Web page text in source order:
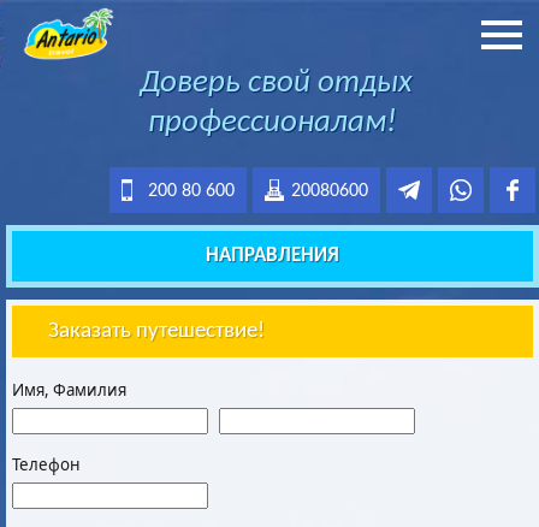
Доверь свой отдых
профессионалам!
20080600
200 80 600
НАПРАВЛЕНИЯ
Заказать путешествие!
Имя, Фамилия
Телефон